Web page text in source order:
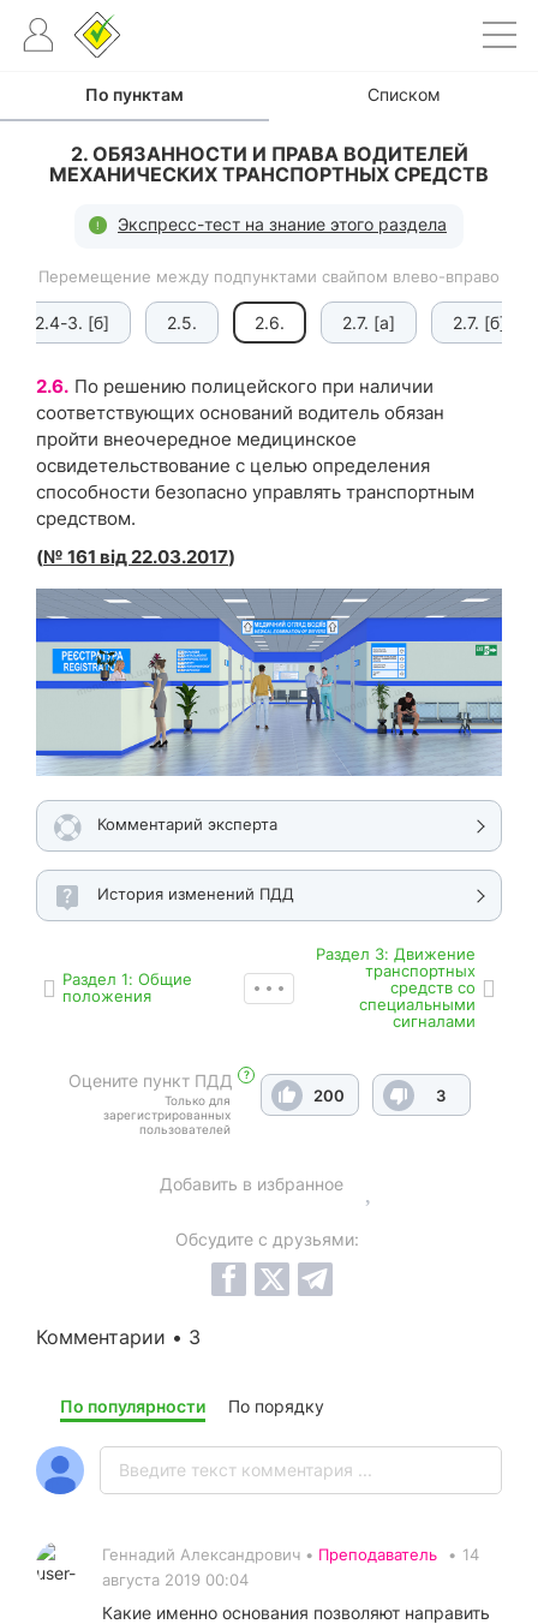
По пунктам Списком
2. ОБЯЗАННОСТИ И ПРАВА ВОДИТЕЛЕЙ
МЕХАНИЧЕСКИХ ТРАНСПОРТНЫХ СРЕДСТВ
Экспресс-тест на знание этого раздела
Перемещение между подпунктами свайпом влево-вправо
2.4-3. [б] 2.5. 2.6. 2.7. [а] 2.7. [б]
2.6. По решению полицейского при наличии
соответствующих оснований водитель обязан
пройти внеочередное медицинское
освидетельствование с целью определения
способности безопасно управлять транспортным
средством.
(№ 161 від 22.03.2017)
Комментарий эксперта
История изменений ПДД
Раздел 1: Общие
положения
Раздел 3: Движение
транспортных
средств со
специальными
сигналами
Оцените пункт ПДД ?
Только для
зарегистрированных
пользователей
200 3
Добавить в избранное
Обсудите с друзьями:
Комментарии • 3
По популярности По порядку
Геннадий Александрович • Преподаватель • 14
августа 2019 00:04
Какие именно основания позволяют направить